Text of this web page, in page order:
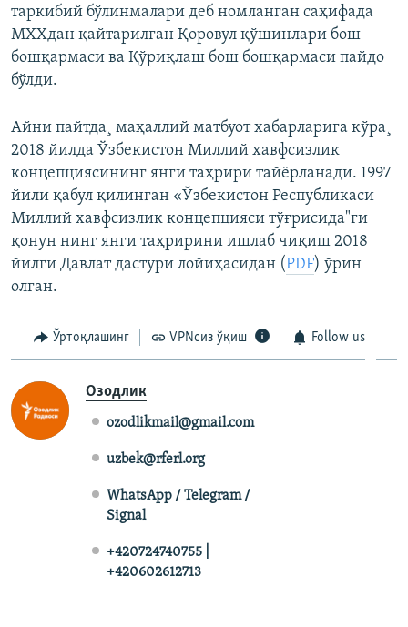
таркибий бўлинмалари деб номланган саҳифада
МХХдан қайтарилган Қоровул қўшинлари бош
бошқармаси ва Қўриқлаш бош бошқармаси пайдо
бўлди.
Айни пайтда¸ маҳаллий матбуот хабарларига кўра¸
2018 йилда Ўзбекистон Миллий хавфсизлик
концепциясининг янги таҳрири тайёрланади. 1997
йили қабул қилинган «Ўзбекистон Республикаси
Миллий хавфсизлик концепцияси тўғрисида"ги
қонун нинг янги таҳририни ишлаб чиқиш 2018
йилги Давлат дастури лойиҳасидан (PDF) ўрин
олган.
Ўртоқлашинг VPNсиз ўқиш Follow us
Озодлик
ozodlikmail@gmail.com
uzbek@rferl.org
WhatsApp / Telegram /
Signal
+420724740755 |
+420602612713